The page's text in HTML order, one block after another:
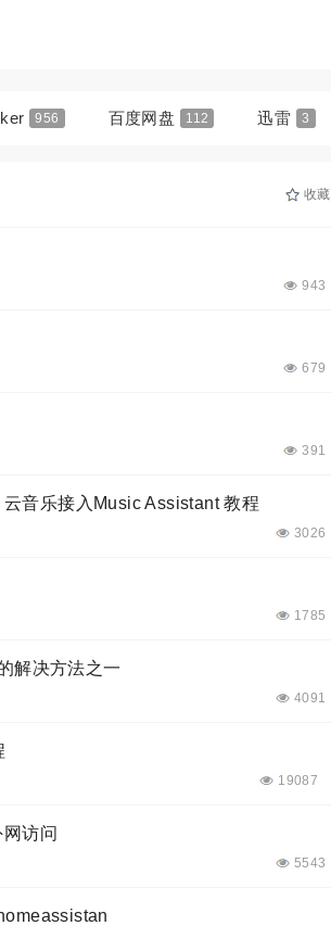
956 百度网盘 112 迅雷 3
收藏
943
679
391
音乐接入Music Assistant 教程
3026
1785
解决方法之一
4091
19087
访问
5543